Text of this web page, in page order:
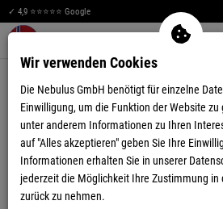
✓ 4,9 ⭐⭐⭐⭐⭐ Google
FAQ -
GESTELLTE
Wir verwenden Cookies
Die Nebulus GmbH benötigt für einzelne
Einwilligung, um die Funktion der Website
unter anderem Informationen zu Ihren
auf "Alles akzeptieren" geben Sie Ihre
Informationen erhalten Sie in unserer
jederzeit die Möglichkeit Ihre Zustimmung in
zurück zu nehmen.